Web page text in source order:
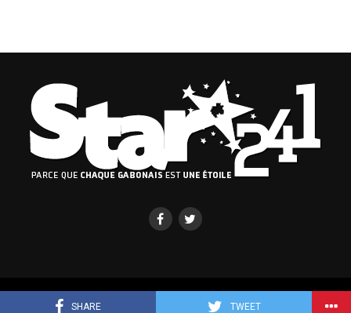
SHARE TWEET
Copyright © 2019-2023 Binto Media Group